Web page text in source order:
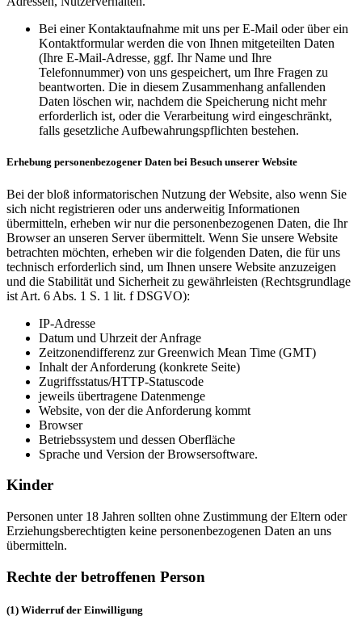
Bei einer Kontaktaufnahme mit uns per E-Mail oder über ein
Kontaktformular werden die von Ihnen mitgeteilten Daten
(Ihre E-Mail-Adresse, ggf. Ihr Name und Ihre
Telefonnummer) von uns gespeichert, um Ihre Fragen zu
beantworten. Die in diesem Zusammenhang anfallenden
Daten löschen wir, nachdem die Speicherung nicht mehr
erforderlich ist, oder die Verarbeitung wird eingeschränkt,
falls gesetzliche Aufbewahrungspflichten bestehen.
Erhebung personenbezogener Daten bei Besuch unserer Website
Bei der bloß informatorischen Nutzung der Website, also wenn Sie
sich nicht registrieren oder uns anderweitig Informationen
übermitteln, erheben wir nur die personenbezogenen Daten, die Ihr
Browser an unseren Server übermittelt. Wenn Sie unsere Website
betrachten möchten, erheben wir die folgenden Daten, die für uns
technisch erforderlich sind, um Ihnen unsere Website anzuzeigen
und die Stabilität und Sicherheit zu gewährleisten (Rechtsgrundlage
ist Art. 6 Abs. 1 S. 1 lit. f DSGVO):
IP-Adresse
Datum und Uhrzeit der Anfrage
Zeitzonendifferenz zur Greenwich Mean Time (GMT)
Inhalt der Anforderung (konkrete Seite)
Zugriffsstatus/HTTP-Statuscode
jeweils übertragene Datenmenge
Website, von der die Anforderung kommt
Browser
Betriebssystem und dessen Oberfläche
Sprache und Version der Browsersoftware.
Kinder
Personen unter 18 Jahren sollten ohne Zustimmung der Eltern oder
Erziehungsberechtigten keine personenbezogenen Daten an uns
übermitteln.
Rechte der betroffenen Person
(1) Widerruf der Einwilligung